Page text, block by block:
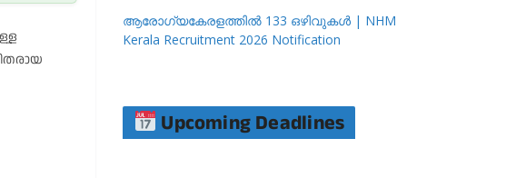
ആരോഗ്യകേരളത്തിൽ 133 ഒഴിവുകൾ | NHM
Kerala Recruitment 2026 Notification
Upcoming Deadlines